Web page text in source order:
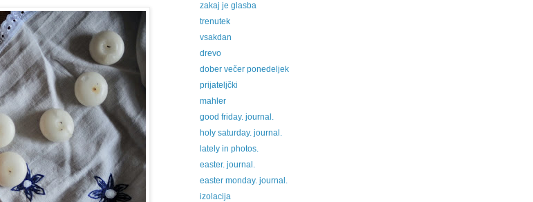
zakaj je glasba
trenutek
vsakdan
drevo
dober večer ponedeljek
prijateljčki
mahler
good friday. journal.
holy saturday. journal.
lately in photos.
easter. journal.
easter monday. journal.
izolacija